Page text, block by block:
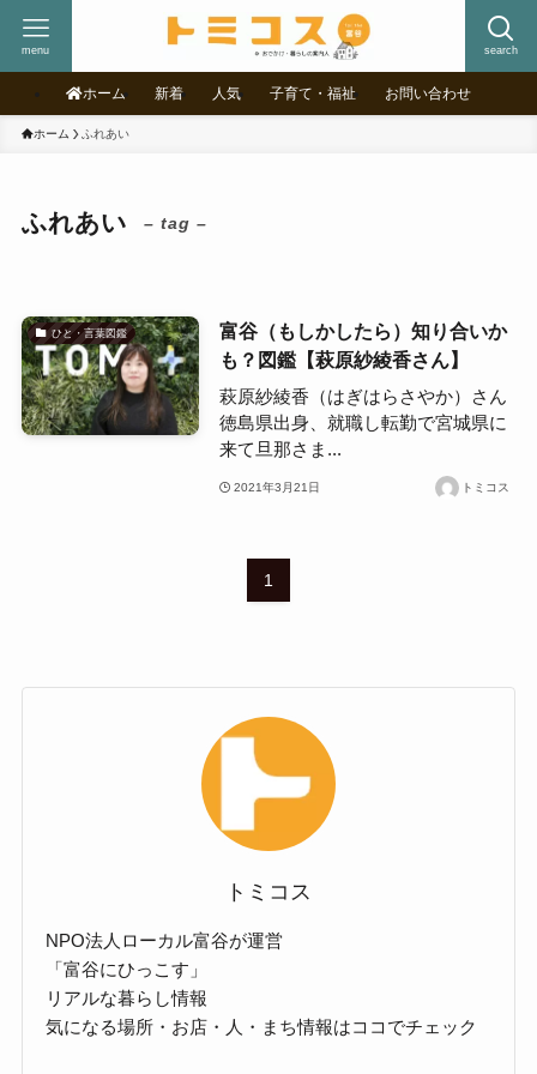
search
menu
ホーム 新着 人気 子育て・福祉 お問い合わせ
ホーム ふれあい
ふれあい – tag –
ひと・言葉図鑑
富谷（もしかしたら）知り合いか
も？図鑑【萩原紗綾香さん】
萩原紗綾香（はぎはらさやか）さん
徳島県出身、就職し転勤で宮城県に
来て旦那さま...
2021年3月21日 トミコス
1
トミコス
NPO法人ローカル富谷が運営
「富谷にひっこす」
リアルな暮らし情報
気になる場所・お店・人・まち情報はココでチェック